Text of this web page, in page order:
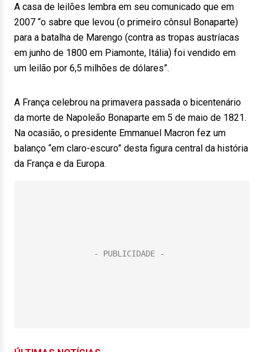
A casa de leilões lembra em seu comunicado que em
2007 “o sabre que levou (o primeiro cônsul Bonaparte)
para a batalha de Marengo (contra as tropas austríacas
em junho de 1800 em Piamonte, Itália) foi vendido em
um leilão por 6,5 milhões de dólares”.
A França celebrou na primavera passada o bicentenário
da morte de Napoleão Bonaparte em 5 de maio de 1821.
Na ocasião, o presidente Emmanuel Macron fez um
balanço “em claro-escuro” desta figura central da história
da França e da Europa.